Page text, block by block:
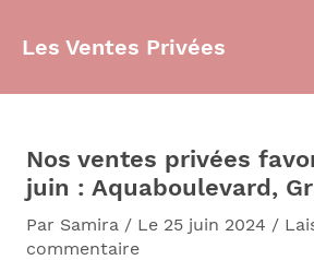
Les Ventes Privées
Nos ventes privées
juin : Aquaboulevard,
Par Samira / Le 25 juin 2024 /
commentaire